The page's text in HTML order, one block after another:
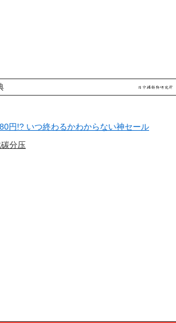
円!? いつ終わるかわからない神セール
分压